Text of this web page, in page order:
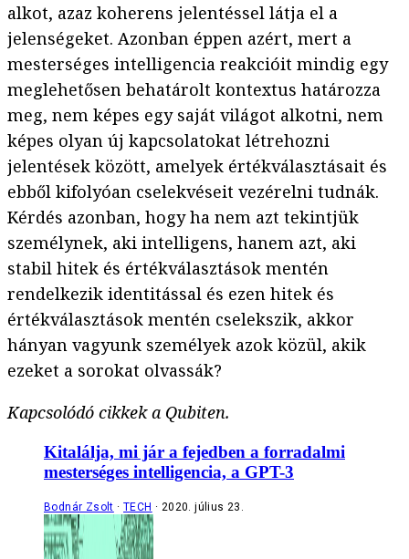
alkot, azaz koherens jelentéssel látja el a
jelenségeket. Azonban éppen azért, mert a
mesterséges intelligencia reakcióit mindig egy
meglehetősen behatárolt kontextus határozza
meg, nem képes egy saját világot alkotni, nem
képes olyan új kapcsolatokat létrehozni
jelentések között, amelyek értékválasztásait és
ebből kifolyóan cselekvéseit vezérelni tudnák.
Kérdés azonban, hogy ha nem azt tekintjük
személynek, aki intelligens, hanem azt, aki
stabil hitek és értékválasztások mentén
rendelkezik identitással és ezen hitek és
értékválasztások mentén cselekszik, akkor
hányan vagyunk személyek azok közül, akik
ezeket a sorokat olvassák?
Kapcsolódó cikkek a Qubiten.
Kitalálja, mi jár a fejedben a forradalmi
mesterséges intelligencia, a GPT-3
Bodnár Zsolt TECH 2020. július 23.